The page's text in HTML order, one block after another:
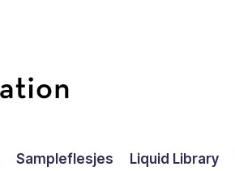
Sampleflesjes Liquid Library